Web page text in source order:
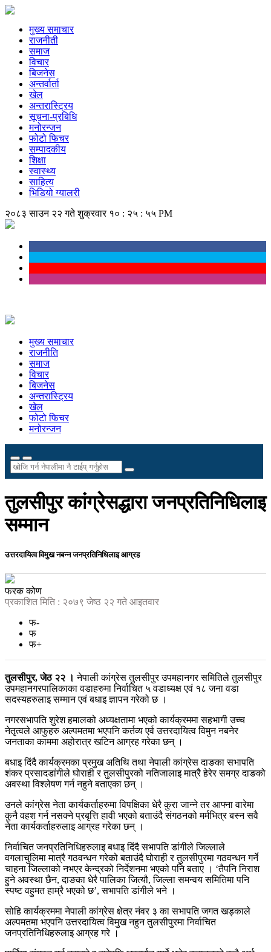
मुख्य समाचार
राजनीती
समाज
विचार
बिजनेस
अन्तर्वार्ता
खेल
अन्तरास्ट्रिय
सूचना-प्रबिधि
मनोरन्जन
फोटो फिचर
सम्पादकीय
शिक्षा
स्वास्थ्य
साहित्य
भिडियो ग्यालरी
२०८३ साउन २२ गते शुक्रवार १० : २५ : ५६ PM
मुख्य समाचार
राजनीति
समाज
विचार
बिजनेस
अन्तरास्ट्रिय
खेल
फोटो फिचर
मनोरन्जन
तुलसीपुर कांग्रेसद्धारा जनप्रतिनिधिलाइ
सम्मान
उत्तरदायित्व विमुख नबन्न जनप्रतिनिधिलाइ आग्रह
फरक कोण
प्रकाशित मिति : २०७९ जेष्ठ २२ गते आइतवार
फ-
फ
फ+
तुलसीपुर, जेठ २२ । नेपाली कांग्रेस तुलसीपुर उपमहानगर समितिले तुलसीपुर
उपमहानगरपालिकाका वडाहरुमा निर्वाचित ५ वडाध्यक्ष एवं १८ जना वडा
सदस्यहरुलाइ सम्मान एवं बधाइ ज्ञापन गरेको छ ।
नगरसभापति शुरेश हमालको अध्यक्षतामा भएको कार्यक्रममा सहभागी उच्च
नेतृत्वले आफुहरु अल्पमतमा भएपनि कर्तव्य एर्व उत्तरदायित्व विमुन नबनेर
जनताका काममा अहोरात्र खटिन आग्रह गरेका छन् ।
बधाइ दिंदै कार्यक्रमका प्रमुख अतिथि तथा नेपाली कांग्रेस दाङका सभापति
शंकर प्रसादडांगीले घोराही र तुलसीपुरको नतिजालाइ मात्रै हेरेर समग्र दाङको
अवस्था विश्लेषण गर्न नहुने बताएका छन् ।
उनले कांग्रेस नेता कार्यकर्ताहरुमा विपक्षिका धेरै कुरा जान्ने तर आफ्ना वारेमा
कुनै वहश गर्न नसक्ने प्रबृत्ति हावी भएको बताउंदै संगठनको मर्मभित्र बस्न सवै
नेता कार्यकर्ताहरुलाइ आग्रह गरेका छन् ।
निर्वाचित जनप्रतिनिधिहरुलाइ बधाइ दिंदै सभापति डांगीले जिल्लाले
वगलाचुलिमा मात्रै गठवन्धन गरेको बताउंदै घोराही र तुलसीपुरमा गठवन्धन गर्ने
चाहना जिल्लाको नभएर केन्द्रको निर्देशनमा भएको पनि बताए । ‘तैपनि निराश
हुने अवस्था छैन, दाङका धेरै पालिका जित्यौ, जिल्ला समन्वय समितिमा पनि
स्पष्ट वहुमत हाम्रै भएको छ’, सभापति डांगीले भने ।
सोहि कार्यक्रममा नेपाली कांग्रेस क्षेत्र नंवर ३ का सभापति जगत खड्काले
अल्पमतमा भएपनि उत्तरदायित्व विमुख नहुन तुलसीपुरमा निर्वाचित
जनप्रतिनिधिहरुलाइ आग्रह गरे ।